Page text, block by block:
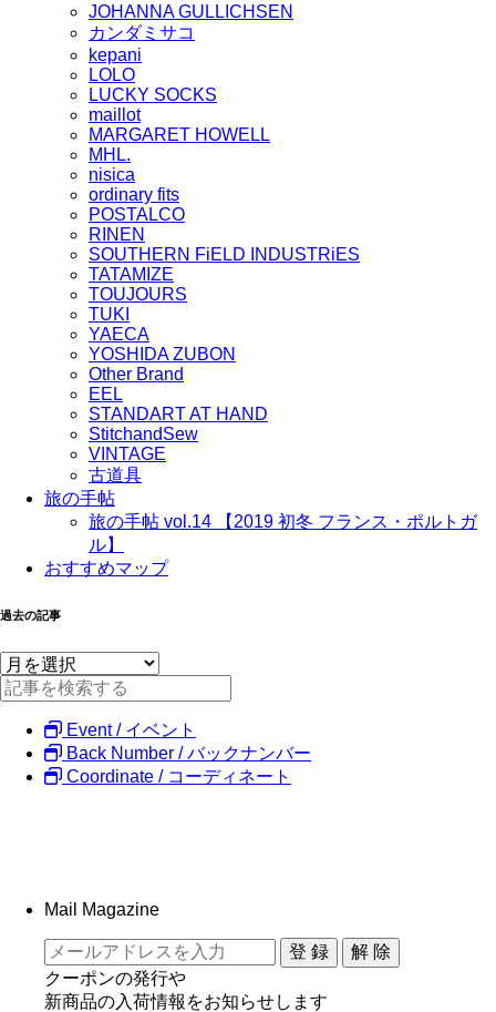
JOHANNA GULLICHSEN
カンダミサコ
kepani
LOLO
LUCKY SOCKS
maillot
MARGARET HOWELL
MHL.
nisica
ordinary fits
POSTALCO
RINEN
SOUTHERN FiELD INDUSTRiES
TATAMIZE
TOUJOURS
TUKI
YAECA
YOSHIDA ZUBON
Other Brand
EEL
STANDART AT HAND
StitchandSew
VINTAGE
古道具
旅の手帖
旅の手帖 vol.14 【2019 初冬 フランス・ポルトガ
ル】
おすすめマップ
過去の記事
Event / イベント
Back Number / バックナンバー
Coordinate / コーディネート
Mail Magazine
クーポンの発行や
新商品の入荷情報をお知らせします